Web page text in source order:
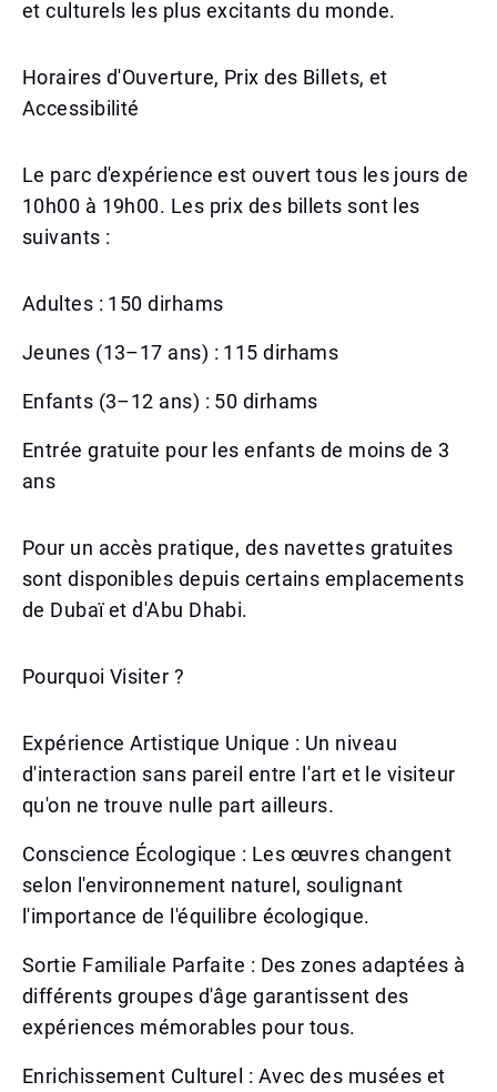
et culturels les plus excitants du monde.
Horaires d'Ouverture, Prix des Billets, et
Accessibilité
Le parc d'expérience est ouvert tous les jours de
10h00 à 19h00. Les prix des billets sont les
suivants :
Adultes : 150 dirhams
Jeunes (13–17 ans) : 115 dirhams
Enfants (3–12 ans) : 50 dirhams
Entrée gratuite pour les enfants de moins de 3
ans
Pour un accès pratique, des navettes gratuites
sont disponibles depuis certains emplacements
de Dubaï et d'Abu Dhabi.
Pourquoi Visiter ?
Expérience Artistique Unique : Un niveau
d'interaction sans pareil entre l'art et le visiteur
qu'on ne trouve nulle part ailleurs.
Conscience Écologique : Les œuvres changent
selon l'environnement naturel, soulignant
l'importance de l'équilibre écologique.
Sortie Familiale Parfaite : Des zones adaptées à
différents groupes d'âge garantissent des
expériences mémorables pour tous.
Enrichissement Culturel : Avec des musées et